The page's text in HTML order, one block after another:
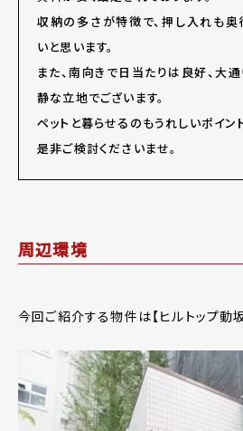
収納の多さが特徴で、押し入れも
いと思います。
また、南向きで日当たりは良好、大
静な立地でございます。
ペットと暮らせるのもうれしいポイン
是非ご検討くださいませ。
周辺環境
今回ご紹介する物件は【ヒルトップ動坂